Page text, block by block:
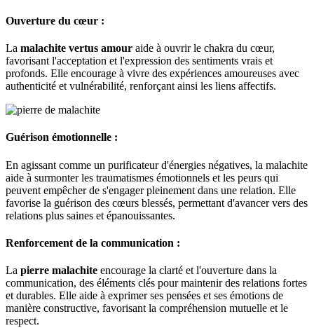
Ouverture du cœur :
La malachite vertus amour aide à ouvrir le chakra du cœur,
favorisant l'acceptation et l'expression des sentiments vrais et
profonds. Elle encourage à vivre des expériences amoureuses avec
authenticité et vulnérabilité, renforçant ainsi les liens affectifs.
Guérison émotionnelle :
En agissant comme un purificateur d'énergies négatives, la malachite
aide à surmonter les traumatismes émotionnels et les peurs qui
peuvent empêcher de s'engager pleinement dans une relation. Elle
favorise la guérison des cœurs blessés, permettant d'avancer vers des
relations plus saines et épanouissantes.
Renforcement de la communication :
La pierre malachite encourage la clarté et l'ouverture dans la
communication, des éléments clés pour maintenir des relations fortes
et durables. Elle aide à exprimer ses pensées et ses émotions de
manière constructive, favorisant la compréhension mutuelle et le
respect.